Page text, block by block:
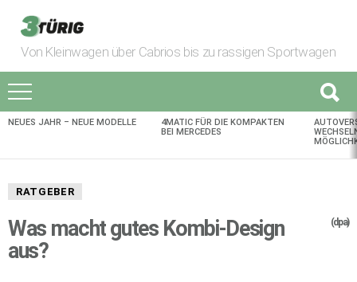
Von Kleinwagen über Cabrios bis zu rassigen Sportwagen
AKTUELLES
NEUES JAHR – NEUE MODELLE
4MATIC FÜR DIE KOMPAKTEN
BEI MERCEDES
RATGEBER
Was macht gutes Kombi-Design
aus?
(dpa)